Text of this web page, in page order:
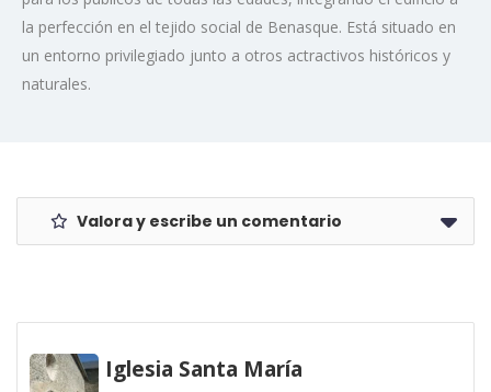
la perfección en el tejido social de Benasque. Está situado en
un entorno privilegiado junto a otros actractivos históricos y
naturales.
Valora y escribe un comentario
Iglesia Santa María